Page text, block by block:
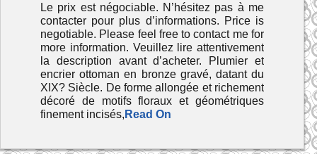
Le prix est négociable. N’hésitez pas à me
contacter pour plus d’informations. Price is
negotiable. Please feel free to contact me for
more information. Veuillez lire attentivement
la description avant d’acheter. Plumier et
encrier ottoman en bronze gravé, datant du
XIX? Siècle. De forme allongée et richement
décoré de motifs floraux et géométriques
finement incisés, Read On